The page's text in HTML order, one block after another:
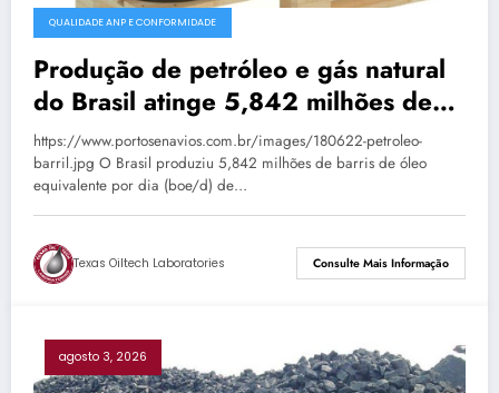
QUALIDADE ANP E CONFORMIDADE
Produção de petróleo e gás natural
do Brasil atinge 5,842 milhões de
boe/d em junho
https://www.portosenavios.com.br/images/180622-petroleo-
barril.jpg O Brasil produziu 5,842 milhões de barris de óleo
equivalente por dia (boe/d) de…
Texas Oiltech Laboratories Consulte Mais Informação
agosto 3, 2026